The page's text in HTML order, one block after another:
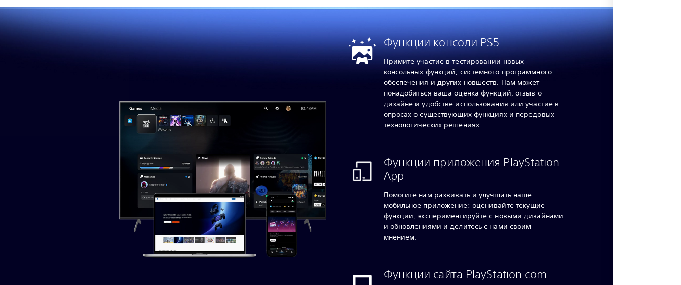
Функции консоли PS5
Примите участие в тестировании новых
консольных функций, системного программного
обеспечения и других новшеств. Нам может
понадобиться ваша оценка функций, отзыв о
дизайне и удобстве использования или участие в
опросах о существующих функциях и передовых
технологических решениях.
Функции приложения PlayStation
App
Помогите нам развивать и улучшать наше
мобильное приложение: оценивайте текущие
функции, экспериментируйте с новыми дизайнами
и обновлениями и делитесь с нами своим
мнением.
Функции сайта PlayStation.com